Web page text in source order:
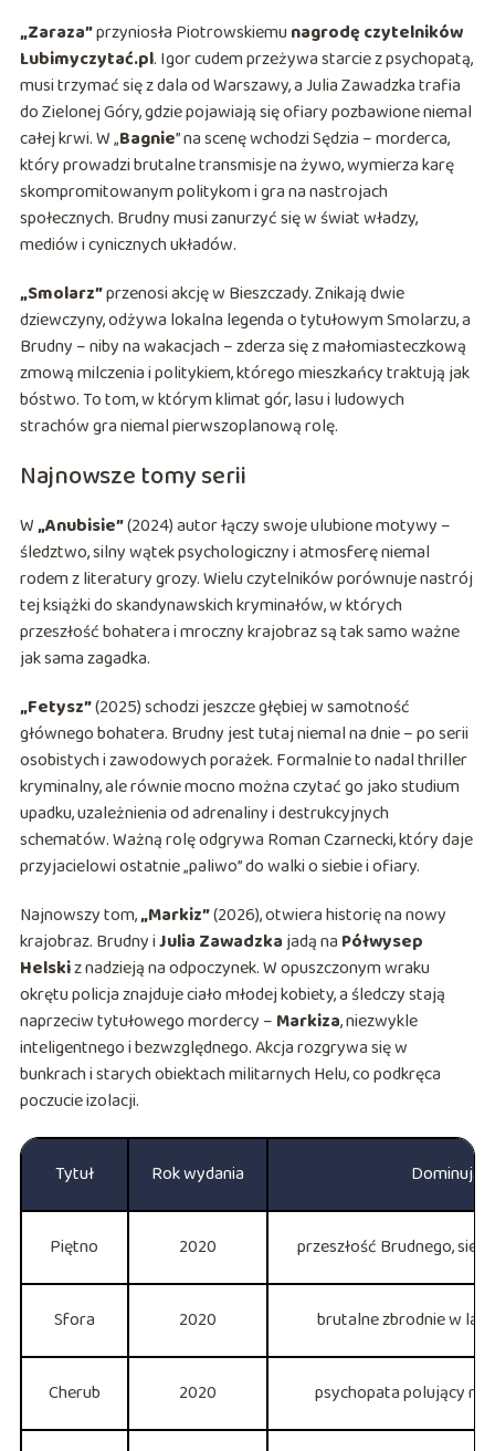
„Zaraza”przyniosła Piotrowskiemunagrodę czytelników
Lubimyczytać.pl. Igor cudem przeżywa starcie z psychopatą,
musi trzymać się z dala od Warszawy, a Julia Zawadzka trafia
do Zielonej Góry, gdzie pojawiają się ofiary pozbawione niemal
całej krwi. W „Bagnie” na scenę wchodzi Sędzia – morderca,
który prowadzi brutalne transmisje na żywo, wymierza karę
skompromitowanym politykom i gra na nastrojach
społecznych. Brudny musi zanurzyć się w świat władzy,
mediów i cynicznych układów.
„Smolarz”przenosi akcję w Bieszczady. Znikają dwie
dziewczyny, odżywa lokalna legenda o tytułowym Smolarzu, a
Brudny – niby na wakacjach – zderza się z małomiasteczkową
zmową milczenia i politykiem, którego mieszkańcy traktują jak
bóstwo. To tom, w którym klimat gór, lasu i ludowych
strachów gra niemal pierwszoplanową rolę.
Najnowsze tomy serii
W„Anubisie”(2024) autor łączy swoje ulubione motywy –
śledztwo, silny wątek psychologiczny i atmosferę niemal
rodem z literatury grozy. Wielu czytelników porównuje nastrój
tej książki do skandynawskich kryminałów, w których
przeszłość bohatera i mroczny krajobraz są tak samo ważne
jak sama zagadka.
„Fetysz”(2025) schodzi jeszcze głębiej w samotność
głównego bohatera. Brudny jest tutaj niemal na dnie – po serii
osobistych i zawodowych porażek. Formalnie to nadal thriller
kryminalny, ale równie mocno można czytać go jako studium
upadku, uzależnienia od adrenaliny i destrukcyjnych
schematów. Ważną rolę odgrywa Roman Czarnecki, który daje
przyjacielowi ostatnie „paliwo” do walki o siebie i ofiary.
Najnowszy tom,„Markiz”(2026), otwiera historię na nowy
krajobraz. Brudny iJulia Zawadzkajadą na Półwysep
Helskiz nadzieją na odpoczynek. W opuszczonym wraku
okrętu policja znajduje ciało młodej kobiety, a śledczy stają
naprzeciw tytułowego mordercy – Markiza, niezwykle
inteligentnego i bezwzględnego. Akcja rozgrywa się w
bunkrach i starych obiektach militarnych Helu, co podkręca
poczucie izolacji.
Tytuł Rok wydania
Piętno 2020 przeszłość Brudnego,
Sfora 2020 brutalne zbrodnie w
Cherub 2020 psychopata polujący